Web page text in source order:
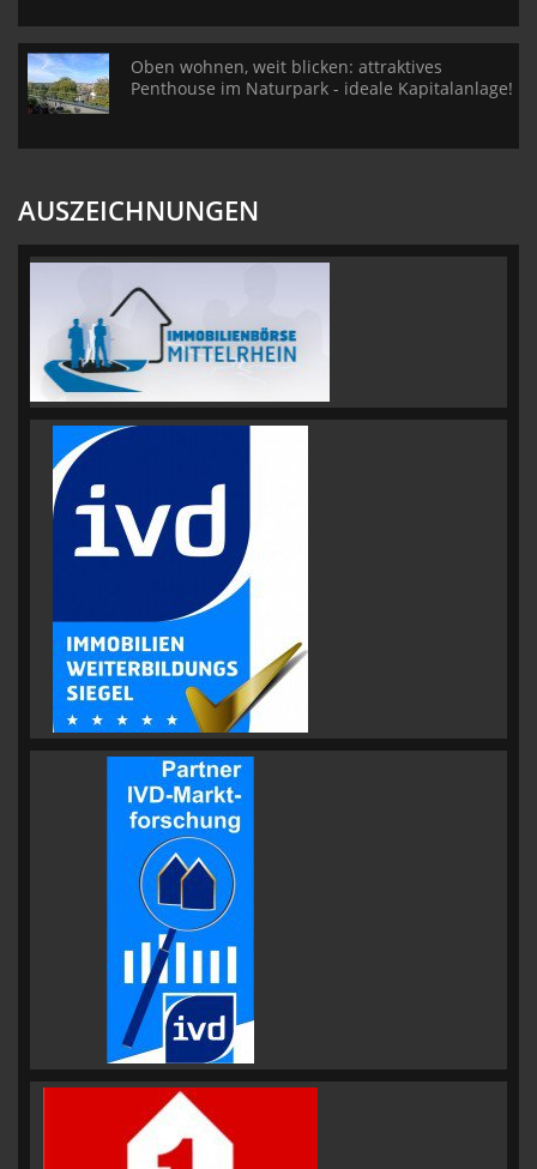
Oben wohnen, weit blicken: attraktives
Penthouse im Naturpark - ideale Kapitalanlage!
AUSZEICHNUNGEN